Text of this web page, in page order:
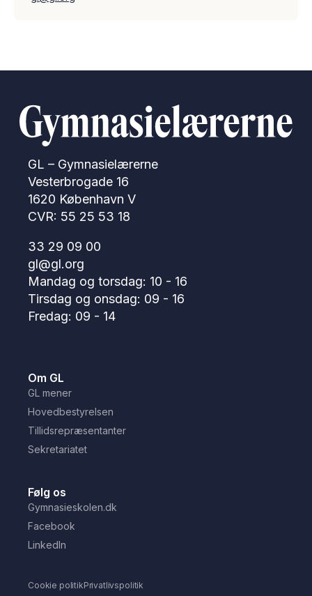
GL – Gymnasielærerne
Vesterbrogade 16
1620 København V
CVR: 55 25 53 18
33 29 09 00
gl@gl.org
Mandag og torsdag: 10 - 16
Tirsdag og onsdag: 09 - 16
Fredag: 09 - 14
Om GL
GL mener
Hovedbestyrelsen
Tillidsrepræsentanter
Sekretariatet
Følg os
Gymnasieskolen.dk
Facebook
LinkedIn
Cookie politikPrivatlivspolitik